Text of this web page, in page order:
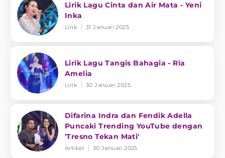
Lirik Lagu Cinta dan Air Mata - Yeni
Inka
Lirik 31 Januari 2025
Lirik Lagu Tangis Bahagia - Ria
Amelia
Lirik 30 Januari 2025
Difarina Indra dan Fendik Adella
Puncaki Trending YouTube dengan
'Tresno Tekan Mati'
Artikel 30 Januari 2025